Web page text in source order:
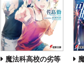
魔法科高校の劣等